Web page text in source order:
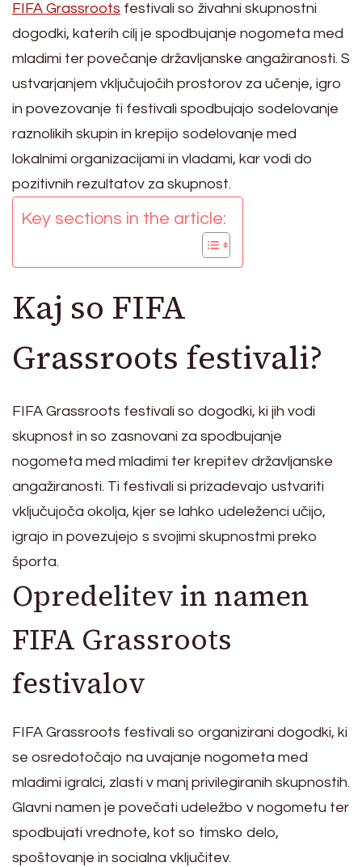
FIFA Grassroots festivali so živahni skupnostni
dogodki, katerih cilj je spodbujanje nogometa med
mladimi ter povečanje državljanske angažiranosti. S
ustvarjanjem vključujočih prostorov za učenje, igro
in povezovanje ti festivali spodbujajo sodelovanje
raznolikih skupin in krepijo sodelovanje med
lokalnimi organizacijami in vladami, kar vodi do
pozitivnih rezultatov za skupnost.
Key sections in the article:
Kaj so FIFA
Grassroots festivali?
FIFA Grassroots festivali so dogodki, ki jih vodi
skupnost in so zasnovani za spodbujanje
nogometa med mladimi ter krepitev državljanske
angažiranosti. Ti festivali si prizadevajo ustvariti
vključujoča okolja, kjer se lahko udeleženci učijo,
igrajo in povezujejo s svojimi skupnostmi preko
športa.
Opredelitev in namen
FIFA Grassroots
festivalov
FIFA Grassroots festivali so organizirani dogodki, ki
se osredotočajo na uvajanje nogometa med
mladimi igralci, zlasti v manj privilegiranih skupnostih.
Glavni namen je povečati udeležbo v nogometu ter
spodbujati vrednote, kot so timsko delo,
spoštovanje in socialna vključitev.